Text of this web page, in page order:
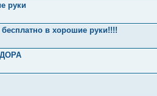
руки
в хорошие руки!!!!